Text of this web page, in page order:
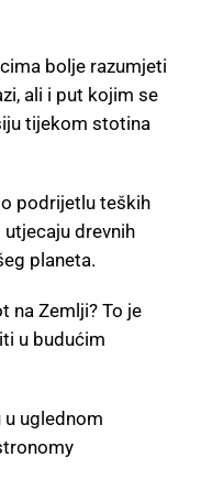
bolje razumjeti
ali i put kojim se
tijekom stotina
podrijetlu teških
drevnih
planeta.
na Zemlji? To je
u budućim
u uglednom